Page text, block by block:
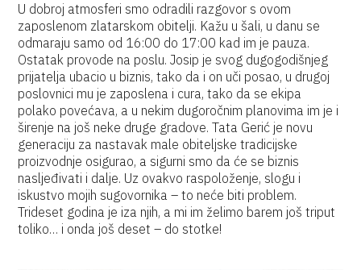
U dobroj atmosferi smo odradili razgovor s ovom
zaposlenom zlatarskom obitelji. Kažu u šali, u danu se
odmaraju samo od 16:00 do 17:00 kad im je pauza.
Ostatak provode na poslu. Josip je svog dugogodišnjeg
prijatelja ubacio u biznis, tako da i on uči posao, u drugoj
poslovnici mu je zaposlena i cura, tako da se ekipa
polako povećava, a u nekim dugoročnim planovima im je i
širenje na još neke druge gradove. Tata Gerić je novu
generaciju za nastavak male obiteljske tradicijske
proizvodnje osigurao, a sigurni smo da će se biznis
nasljeđivati i dalje. Uz ovakvo raspoloženje, slogu i
iskustvo mojih sugovornika – to neće biti problem.
Trideset godina je iza njih, a mi im želimo barem još triput
toliko… i onda još deset – do stotke!